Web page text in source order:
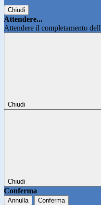
Chiudi
Attendere...
Attendere il completamento
Chiudi
Chiudi
Conferma
Annulla Conferma